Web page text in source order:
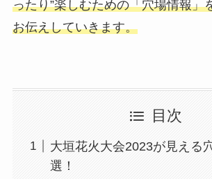
ったり”楽しむための「穴場情報」
お伝えしていきます。
目次
大垣花火大会2023が見える
選！